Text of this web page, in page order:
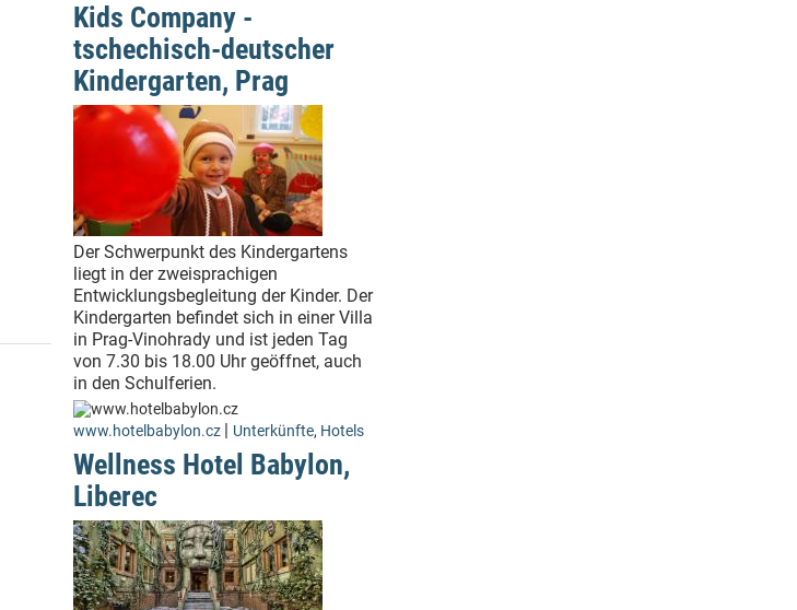
Kids Company -
tschechisch-deutscher
Kindergarten, Prag
Der Schwerpunkt des Kindergartens
liegt in der zweisprachigen
Entwicklungsbegleitung der Kinder. Der
Kindergarten befindet sich in einer Villa
in Prag-Vinohrady und ist jeden Tag
von 7.30 bis 18.00 Uhr geöffnet, auch
in den Schulferien.
www.hotelbabylon.cz | Unterkünfte, Hotels
Wellness Hotel Babylon,
Liberec